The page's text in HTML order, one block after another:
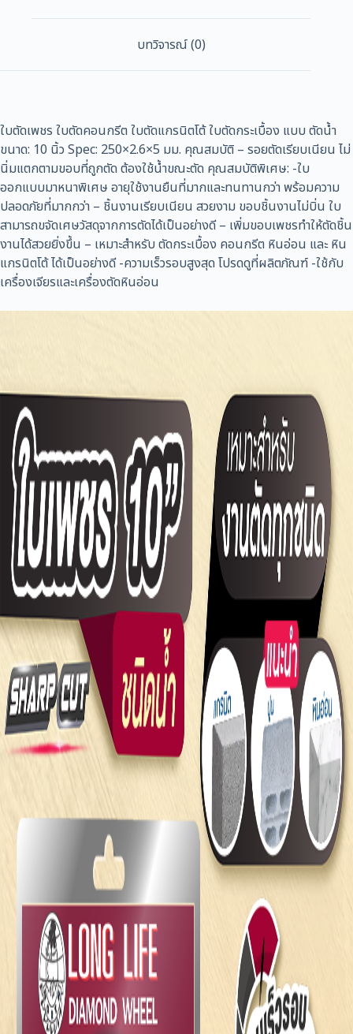
บทวิจารณ์ (0)
ใบตัดเพชร ใบตัดคอนกรีต ใบตัดแกรนิตโต้ ใบตัดกระเบื้อง แบบ ตัดน้ำ
ขนาด: 10 นิ้ว Spec: 250×2.6×5 มม. คุณสมบัติ – รอยตัดเรียบเนียน ไม่
นิ่มแตกตามขอบที่ถูกตัด ต้องใช้น้ำขณะตัด คุณสมบัติพิเศษ: -ใบ
ออกแบบมาหนาพิเศษ อายุใช้งานยืนที่มากและทนทานกว่า พร้อมความ
ปลอดภัยที่มากกว่า – ชิ้นงานเรียบเนียน สวยงาม ขอบชิ้นงานไม่บิ่น ใบ
สามารถขจัดเศษวัสดุจากการตัดได้เป็นอย่างดี – เพิ่มขอบเพชรทำให้ตัดชิ้น
งานได้สวยยิ่งขึ้น – เหมาะสำหรับ ตัดกระเบื้อง คอนกรีต หินอ่อน และ หิน
แกรนิตโต้ ได้เป็นอย่างดี -ความเร็วรอบสูงสุด โปรดดูที่ผลิตภัณฑ์ -ใช้กับ
เครื่องเจียรและเครื่องตัดหินอ่อน